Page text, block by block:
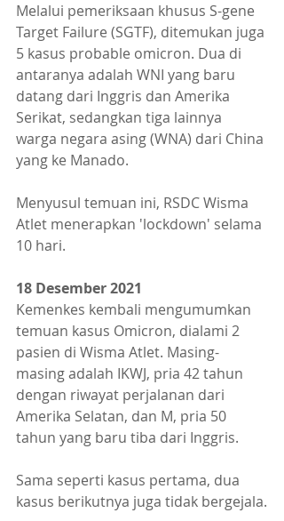
Melalui pemeriksaan khusus S-gene
Target Failure (SGTF), ditemukan juga
5 kasus probable omicron. Dua di
antaranya adalah WNI yang baru
datang dari Inggris dan Amerika
Serikat, sedangkan tiga lainnya
warga negara asing (WNA) dari China
yang ke Manado.
Menyusul temuan ini, RSDC Wisma
Atlet menerapkan 'lockdown' selama
10 hari.
18 Desember 2021
Kemenkes kembali mengumumkan
temuan kasus Omicron, dialami 2
pasien di Wisma Atlet. Masing-
masing adalah IKWJ, pria 42 tahun
dengan riwayat perjalanan dari
Amerika Selatan, dan M, pria 50
tahun yang baru tiba dari Inggris.
Sama seperti kasus pertama, dua
kasus berikutnya juga tidak bergejala.